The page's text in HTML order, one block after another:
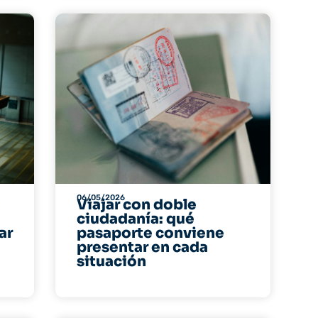
06/05/2026
Viajar con doble
ciudadanía: qué
pasaporte conviene
presentar en cada
situación